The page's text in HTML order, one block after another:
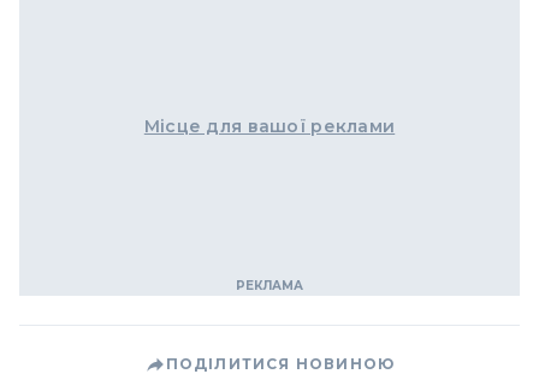
Місце для вашої реклами
ПОДІЛИТИСЯ НОВИНОЮ